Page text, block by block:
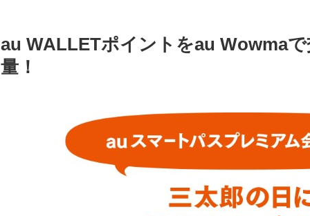
au WALLETポイントをau Wowma
量！